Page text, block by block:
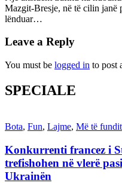
Mazgit-Bresje, në të cilin janë
lënduar…
Leave a Reply
You must be logged in to post
SPECIALE
Bota, Fun, Lajme, Më të fundit
Konkurrenti francez i
trefishohen në vlerë
Ukrainën